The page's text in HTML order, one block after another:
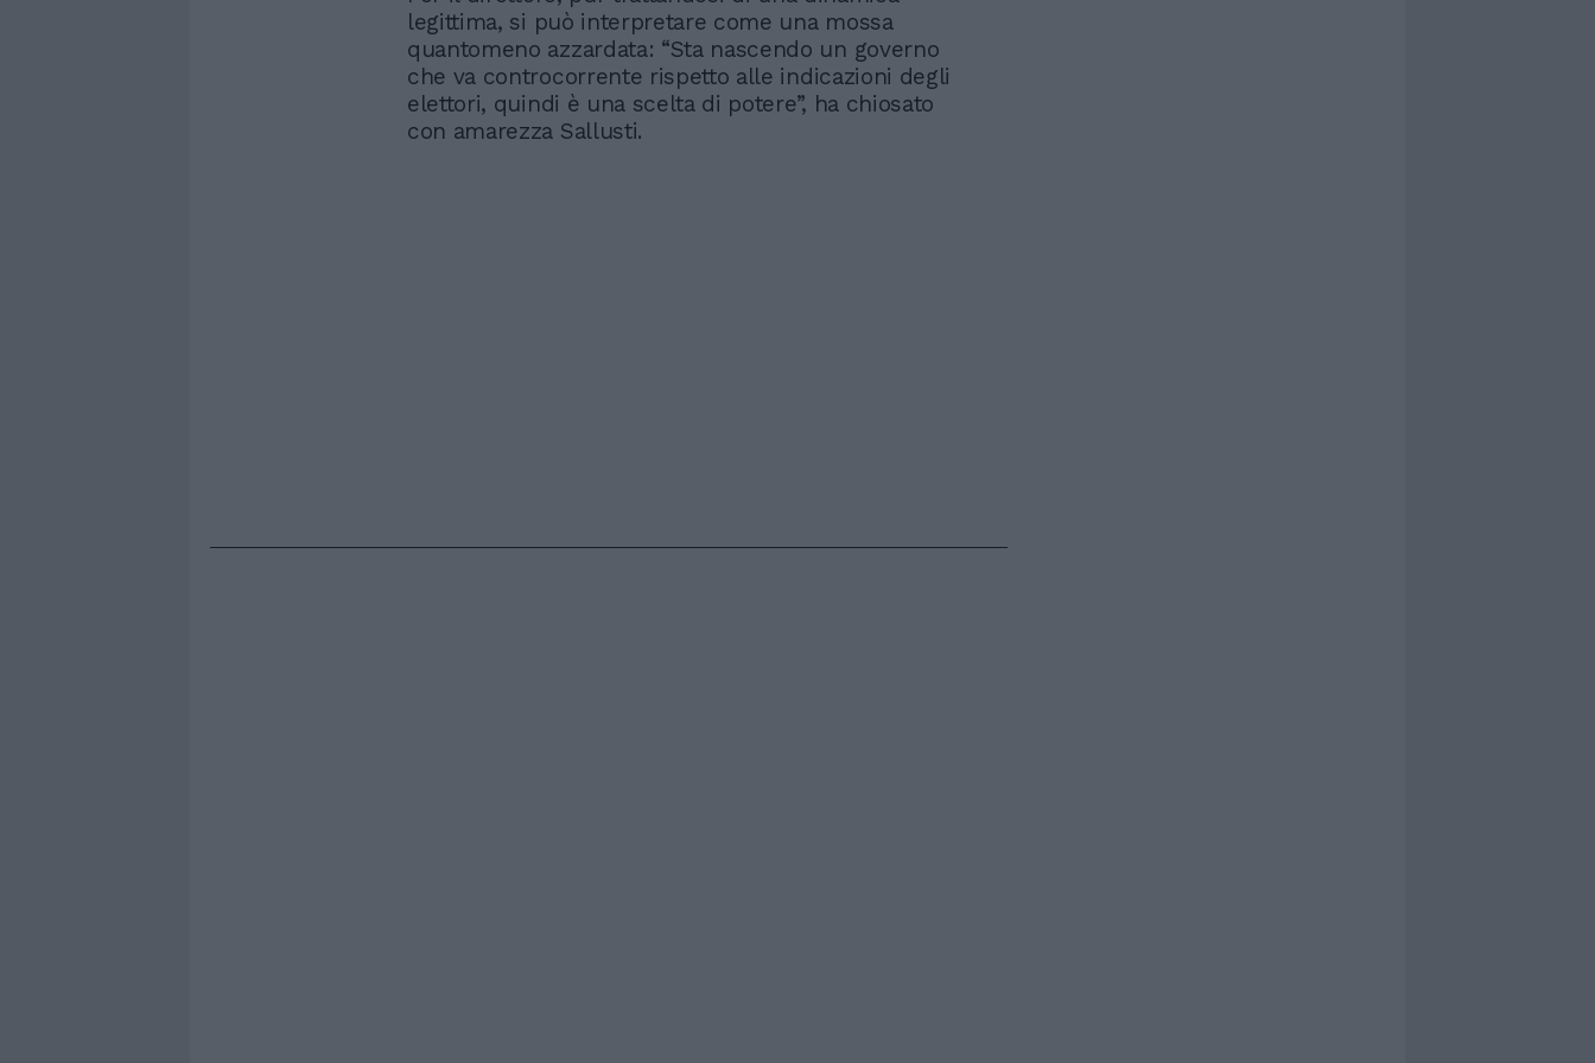
legittima, si può interpretare come una mossa
quantomeno azzardata: “Sta nascendo un governo
che va controcorrente rispetto alle indicazioni degli
elettori, quindi è una scelta di potere”, ha chiosato
con amarezza Sallusti.